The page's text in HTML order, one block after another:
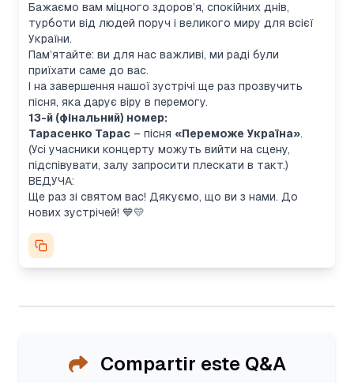
Бажаємо вам міцного здоров’я, спокійних днів,
турботи від людей поруч і великого миру для всієї
України.
Пам’ятайте: ви для нас важливі, ми раді були
приїхати саме до вас.
І на завершення нашої зустрічі ще раз прозвучить
пісня, яка дарує віру в перемогу.
13-й (фінальний) номер:
Тарасенко Тарас – пісня «Переможе Україна».
(Усі учасники концерту можуть вийти на сцену,
підспівувати, залу запросити плескати в такт.)
ВЕДУЧА:
Ще раз зі святом вас! Дякуємо, що ви з нами. До
нових зустрічей! 💙💛
Compartir este Q&A